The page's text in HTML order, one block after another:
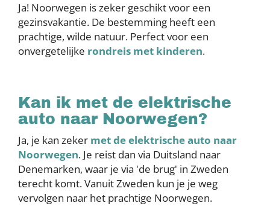
Ja! Noorwegen is zeker geschikt voor een
gezinsvakantie. De bestemming heeft een
prachtige, wilde natuur. Perfect voor een
onvergetelijke rondreis met kinderen.
Kan ik met de elektrische
auto naar Noorwegen?
Ja, je kan zeker met de elektrische auto naar
Noorwegen. Je reist dan via Duitsland naar
Denemarken, waar je via 'de brug' in Zweden
terecht komt. Vanuit Zweden kun je je weg
vervolgen naar het prachtige Noorwegen.